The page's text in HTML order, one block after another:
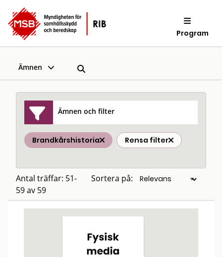
Program
Ämnen
Ämnen och filter
Brandkårshistoria Rensa filter
Antal träffar: 51-
59 av 59
Sortera på: